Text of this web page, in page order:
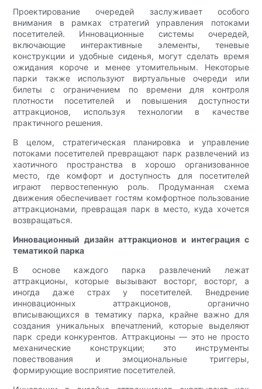
Проектирование очередей заслуживает особого
внимания в рамках стратегий управления потоками
посетителей. Инновационные системы очередей,
включающие интерактивные элементы, теневые
конструкции и удобные сиденья, могут сделать время
ожидания короче и менее утомительным. Некоторые
парки также используют виртуальные очереди или
билеты с ограничением по времени для контроля
плотности посетителей и повышения доступности
аттракционов, используя технологии в качестве
практичного решения.
В целом, стратегическая планировка и управление
потоками посетителей превращают парк развлечений из
хаотичного пространства в хорошо организованное
место, где комфорт и доступность для посетителей
играют первостепенную роль. Продуманная схема
движения обеспечивает гостям комфортное пользование
аттракционами, превращая парк в место, куда хочется
возвращаться.
Инновационный дизайн аттракционов и интеграция с
тематикой парка
В основе каждого парка развлечений лежат
аттракционы, которые вызывают восторг, восторг, а
иногда даже страх у посетителей. Внедрение
инновационных аттракционов, органично
вписывающихся в тематику парка, крайне важно для
создания уникальных впечатлений, которые выделяют
парк среди конкурентов. Аттракционы — это не просто
механические конструкции; это инструменты
повествования и эмоциональные триггеры,
формирующие восприятие посетителей.